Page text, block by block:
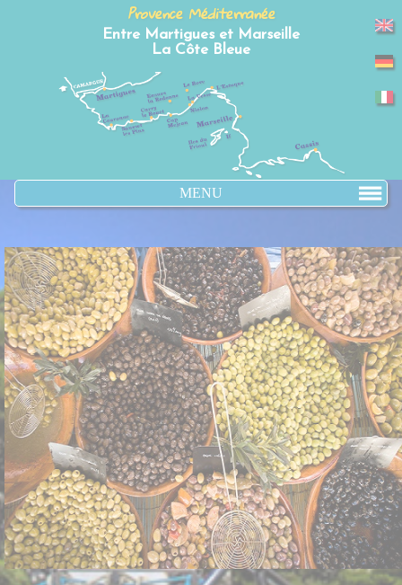
Provence Méditerranée
Entre Martigues et Marseille
La Côte Bleue
MENU
Panneau de gestion des cookies